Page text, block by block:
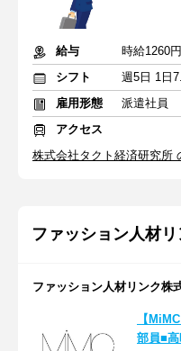
給与
時給1260
シフト
週5日 1日
雇用形態
派遣社員
アクセス
株式会社タクト経済研究所
ファッション人材
ファッション人材リンク株
【
部員■